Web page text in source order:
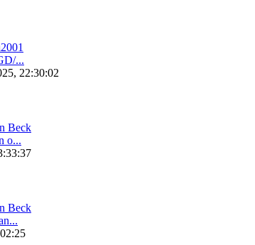
...
22:30:02
Beck
o...
Beck